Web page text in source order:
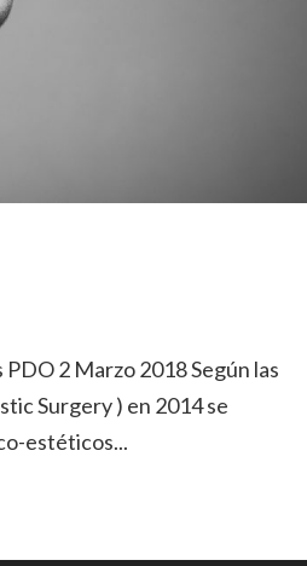
2 Marzo 2018 Según las
Surgery ) en 2014 se
estéticos...